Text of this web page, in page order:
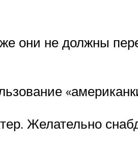
они не должны
Желательно